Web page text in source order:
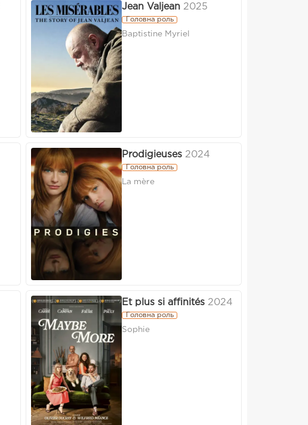
Jean Valjean 2025
Головна роль
Baptistine Myriel
Prodigieuses 2024
Головна роль
La mère
Et plus si affinités 2024
Головна роль
Sophie